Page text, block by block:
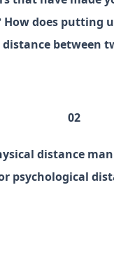
does putting
between
02
distance
psychological